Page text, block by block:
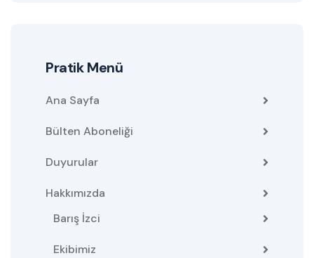
Pratik Menü
Ana Sayfa
Bülten Aboneliği
Duyurular
Hakkımızda
Barış İzci
Ekibimiz